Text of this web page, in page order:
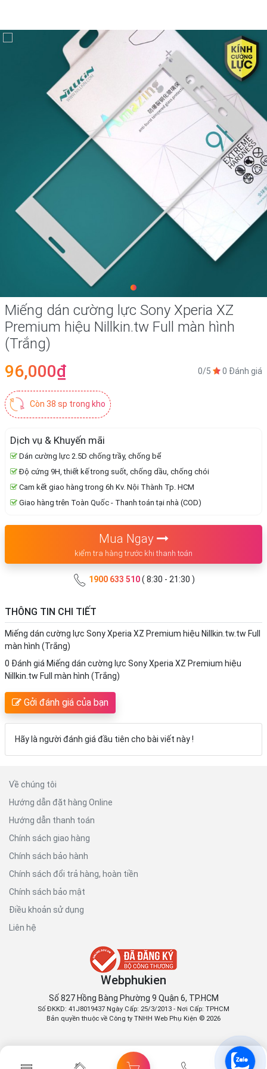
Miếng dán cường lực Sony Xperia XZ
Premium hiệu Nillkin.tw Full màn hình
(Trắng)
96,000₫ 0/5 0 Đánh giá
Còn 38 sp trong kho
Dịch vụ & Khuyến mãi
Dán cường lực 2.5D chống trầy, chống bể
Độ cứng 9H, thiết kế trong suốt, chống dầu, chống chói
Cam kết giao hàng trong 6h Kv. Nội Thành Tp. HCM
Giao hàng trên Toàn Quốc - Thanh toán tại nhà (COD)
Mua Ngay
kiểm tra hàng trước khi thanh toán
1900 633 510( 8:30 - 21:30 )
THÔNG TIN CHI TIẾT
Miếng dán cường lực Sony Xperia XZ Premium hiệu Nillkin.tw.tw Full
màn hình (Trắng)
0 Đánh giá Miếng dán cường lực Sony Xperia XZ Premium hiệu
Nillkin.tw Full màn hình (Trắng)
Gởi đánh giá của bạn
Hãy là người đánh giá đầu tiên cho bài viết này !
Về chúng tôi
Hướng dẫn đặt hàng Online
Hướng dẫn thanh toán
Chính sách giao hàng
Chính sách bảo hành
Chính sách đổi trả hàng, hoàn tiền
Chính sách bảo mật
Điều khoản sử dụng
Liên hệ
Webphukien
Số 827 Hồng Bàng Phường 9 Quận 6, TP.HCM
Số ĐKKD: 41J8019437 Ngày Cấp: 25/3/2013 - Nơi Cấp: TPHCM
Bản quyền thuộc về Công ty TNHH Web Phụ Kiện © 2026